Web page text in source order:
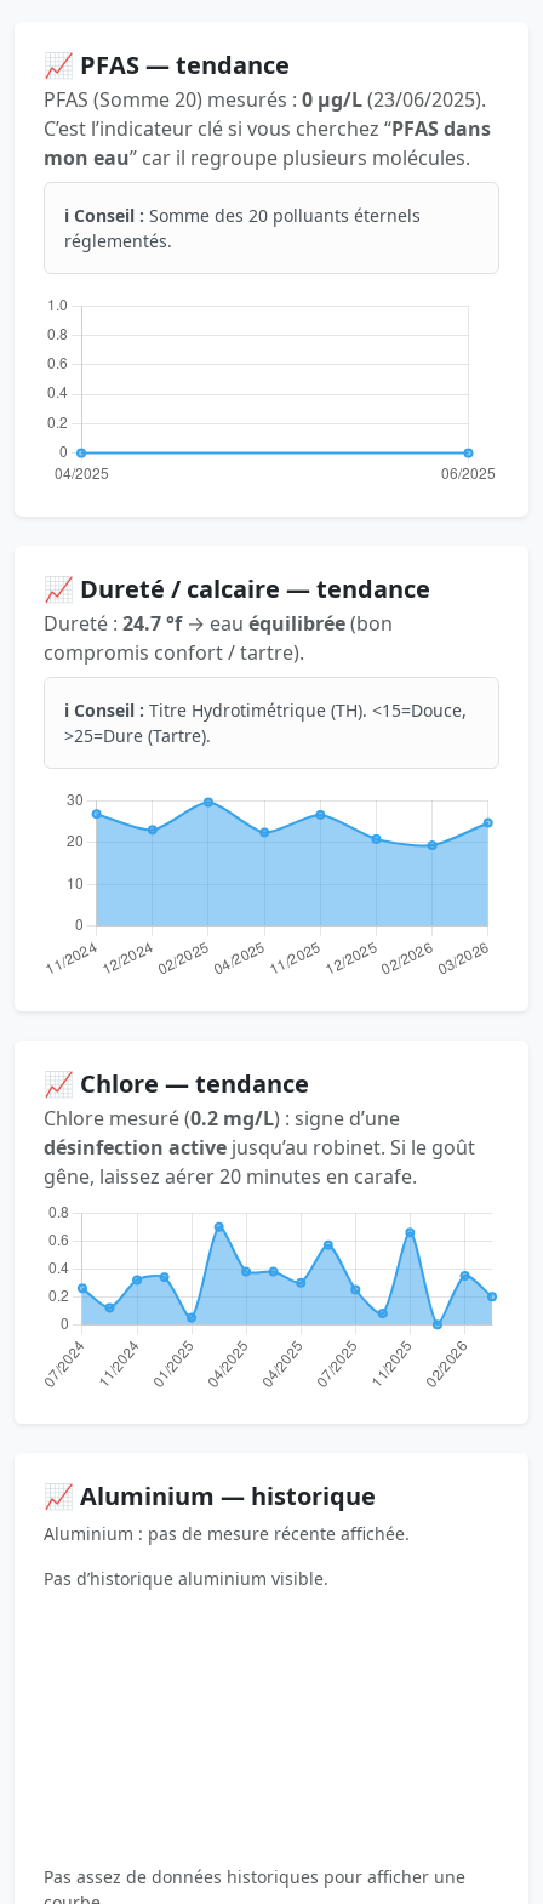
📈 PFAS — tendance
PFAS (Somme 20) mesurés : 0 µg/L(23/06/2025).
C’est l’indicateur clé si vous cherchez “PFAS dans
mon eau” car il regroupe plusieurs molécules.
ℹ️ Conseil : Somme des 20 polluants éternels
réglementés.
📈 Dureté / calcaire — tendance
Dureté : 24.7 °f→ eau équilibrée(bon
compromis confort / tartre).
ℹ️ Conseil : Titre Hydrotimétrique (TH). <15=Douce,
>25=Dure (Tartre).
📈 Chlore — tendance
Chlore mesuré (0.2 mg/L) : signe d’une
désinfection active jusqu’au robinet. Si le goût
gêne, laissez aérer 20 minutes en carafe.
📈 Aluminium — historique
Aluminium : pas de mesure récente affichée.
Pas d’historique aluminium visible.
Pas assez de données historiques pour afficher une